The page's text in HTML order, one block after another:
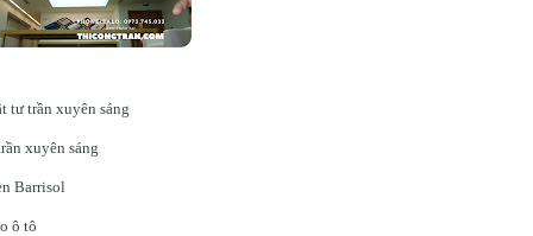
tư trần xuyên sáng
xuyên sáng
Barrisol
ô tô